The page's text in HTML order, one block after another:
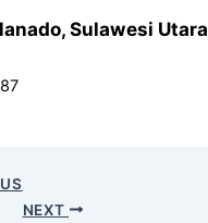
Sulawesi Utara
NEXT